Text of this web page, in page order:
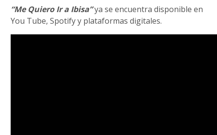
“Me Quiero Ir a Ibisa”ya se encuentra disponible en
You Tube, Spotify y plataformas digitales.